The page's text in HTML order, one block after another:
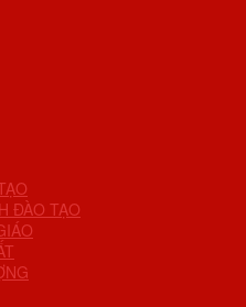
ĐÀO TẠO